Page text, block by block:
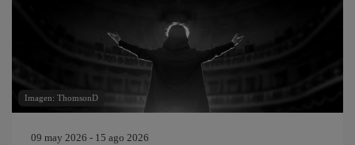
Imagen: ThomsonD
09 may 2026 - 15 ago 2026